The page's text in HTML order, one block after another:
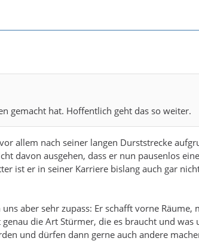
gemacht hat. Hoffentlich geht das so weiter.
allem nach seiner langen Durststrecke
davon ausgehen, dass er nun pausenlos
ist er in seiner Karriere bislang auch gar
aber sehr zupass: Er schafft vorne Räume,
die Art Stürmer, die es braucht und was
und dürfen dann gerne auch andere